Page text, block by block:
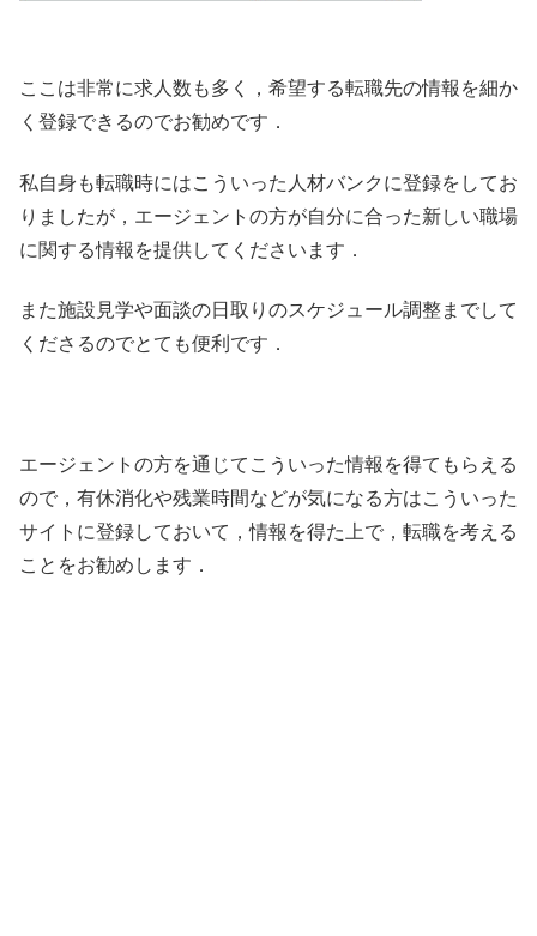
ここは非常に求人数も多く，希望する転職先の情報を細か
く登録できるのでお勧めです．
私自身も転職時にはこういった人材バンクに登録をしてお
りましたが，エージェントの方が自分に合った新しい職場
に関する情報を提供してくださいます．
また施設見学や面談の日取りのスケジュール調整までして
くださるのでとても便利です．
エージェントの方を通じてこういった情報を得てもらえる
ので，有休消化や残業時間などが気になる方はこういった
サイトに登録しておいて，情報を得た上で，転職を考える
ことをお勧めします．